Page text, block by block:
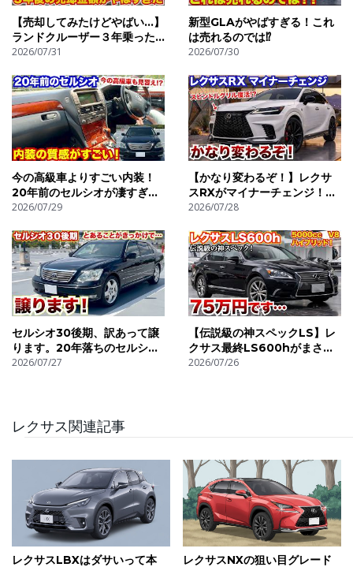
車種：
カスタム：あり・なし（有りの場合は内容記載）
顔出しOK？：OK・NG
撮影希望曜日：何曜日が行けるか記入してください。
※できれば車の写真の添付お願いします。話がスムーズ
になるので。
以上の内容を教えてください。
選考車種の結果は返信を持ってかえさせていただきま
す。ご了承くださいませ。
問い合わせは下記まで
メール
bbdd5151@yahoo.co.jp
Twitter DMより
https://www.instagram.com/msr_masaru_..
お借りしているBGM
PRESSO様
【売却してみたけどやばい…】
ランドクルーザー３年乗った
時の買取金額がやばすぎた。
2026/07/31
新型GLAがやばすぎる！これ
は売れるのでは⁉︎
2026/07/30
今の高級車よりすごい内装！
20年前のセルシオが凄すぎ
る！
2026/07/29
【かなり変わるぞ！】レクサ
スRXがマイナーチェンジ！
2026年〜2027年に登場!?現
ったほうがいい。
2026/07/28
セルシオ30後期、訳あって譲
ります。20年落ちのセルシオ
愛車紹介
2026/07/27
【伝説級の神スペックLS】レ
クサス最終LS600hがまさか
の値段LS
2026/07/26
レクサス関連記事
レクサスLBXはダサいって本 レクサスNXの狙い目グレード